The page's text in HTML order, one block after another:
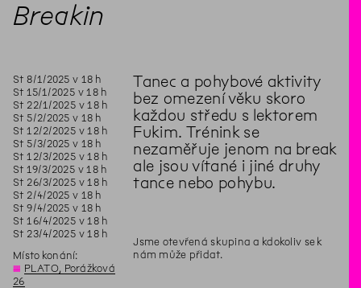
Breakin
St 8/1 /2025 v 18 h
St 15/1 /2025 v 18 h
St 22/1 /2025 v 18 h
St 5/2/2025 v 18 h
St 12/2/2025 v 18 h
St 5/3/2025 v 18 h
St 12/3/2025 v 18 h
St 19/3/2025 v 18 h
St 26/3/2025 v 18 h
St 2/4/2025 v 18 h
St 9/4/2025 v 18 h
St 16/4/2025 v 18 h
St 23/4/2025 v 18 h
Místo konání:
◊ PLATO, Porážková
26
Tanec a pohybové aktivity
bez omezení věku skoro
každou středu s lektorem
Fukim. Trénink se
nezaměřuje jenom na break
ale jsou vítané i jiné druhy
tance nebo pohybu.
Jsme otevřená skupina a kdokoliv se k
nám může přidat.